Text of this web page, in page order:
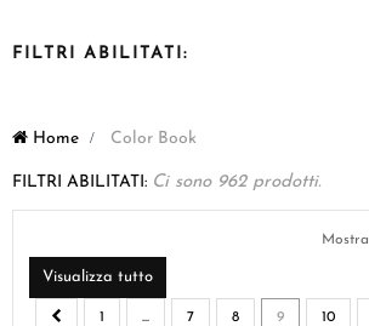
FILTRI ABILITATI:
Home > Color Book
FILTRI ABILITATI: Ci sono 962 prodotti.
Mostra
Visualizza tutto
1 ... 7 8 9 10